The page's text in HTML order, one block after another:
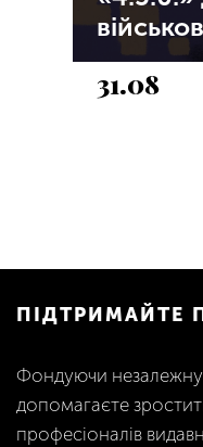
31.08
ПІДТРИМАЙТЕ
Фондуючи незалежну
допомагаєте
професіоналів